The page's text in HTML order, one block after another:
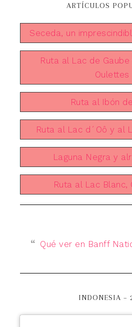
ARTÍCULOS
Seceda, un
Ruta al Lac de
Oulettes
Ruta al Ibón
Ruta al Lac d´Oô y al
Laguna Negra y
Ruta al Lac Blanc,
Qué ver en Banff
INDONESIA –